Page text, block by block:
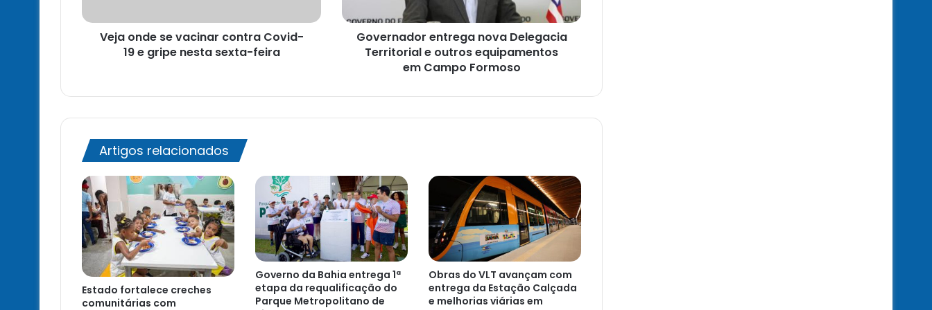
gripe
nestaVeja onde se vacinar contra Covid-
19 e gripe nesta sexta-feira
em
Campo
Formoso
Governador entrega nova Delegacia
Territorial e outros equipamentos
em Campo Formoso
Artigos relacionados
Estado fortalece creches
comunitárias com
Governo da Bahia entrega 1ª
etapa da requalificação do
Parque Metropolitano de
Obras do VLT avançam com
entrega da Estação Calçada
e melhorias viárias em